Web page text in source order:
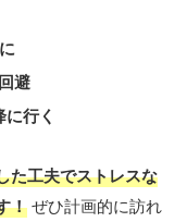
避
行く
た工夫でストレスな
！ぜひ計画的に訪れ